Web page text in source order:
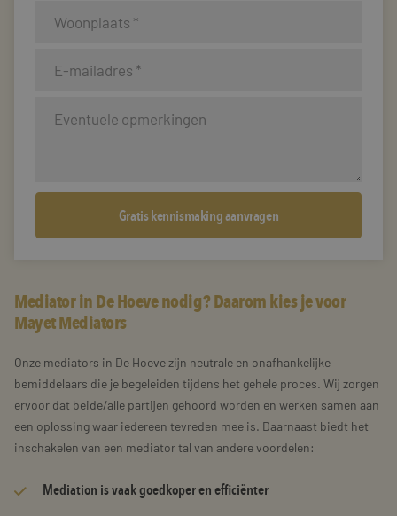
Mediator in De Hoeve nodig? Daarom kies je voor
Mayet Mediators
Onze mediators in De Hoeve zijn neutrale en onafhankelijke
bemiddelaars die je begeleiden tijdens het gehele proces. Wij zorgen
ervoor dat beide/alle partijen gehoord worden en werken samen aan
een oplossing waar iedereen tevreden mee is. Daarnaast biedt het
inschakelen van een mediator tal van andere voordelen:
Mediation is vaak goedkoper en efficiënter